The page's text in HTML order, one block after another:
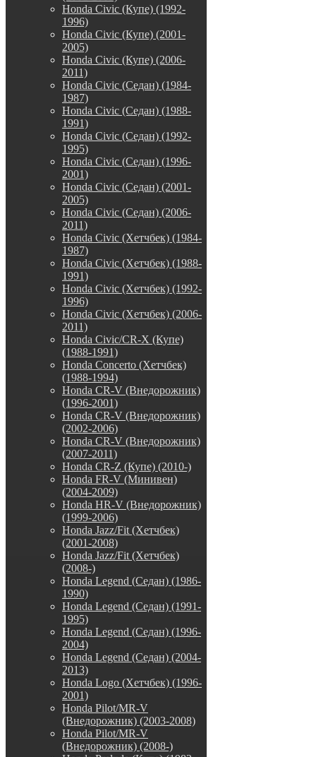
Honda Civic (Купе) (1992-
1996)
Honda Civic (Купе) (2001-
2005)
Honda Civic (Купе) (2006-
2011)
Honda Civic (Седан) (1984-
1987)
Honda Civic (Седан) (1988-
1991)
Honda Civic (Седан) (1992-
1995)
Honda Civic (Седан) (1996-
2001)
Honda Civic (Седан) (2001-
2005)
Honda Civic (Седан) (2006-
2011)
Honda Civic (Хетчбек) (1984-
1987)
Honda Civic (Хетчбек) (1988-
1991)
Honda Civic (Хетчбек) (1992-
1996)
Honda Civic (Хетчбек) (2006-
2011)
Honda Civic/CR-X (Купе)
(1988-1991)
Honda Concerto (Хетчбек)
(1988-1994)
Honda CR-V (Внедорожник)
(1996-2001)
Honda CR-V (Внедорожник)
(2002-2006)
Honda CR-V (Внедорожник)
(2007-2011)
Honda CR-Z (Купе) (2010-)
Honda FR-V (Минивен)
(2004-2009)
Honda HR-V (Внедорожник)
(1999-2006)
Honda Jazz/Fit (Хетчбек)
(2001-2008)
Honda Jazz/Fit (Хетчбек)
(2008-)
Honda Legend (Седан) (1986-
1990)
Honda Legend (Седан) (1991-
1995)
Honda Legend (Седан) (1996-
2004)
Honda Legend (Седан) (2004-
2013)
Honda Logo (Хетчбек) (1996-
2001)
Honda Pilot/MR-V
(Внедорожник) (2003-2008)
Honda Pilot/MR-V
(Внедорожник) (2008-)